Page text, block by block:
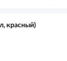
красный)